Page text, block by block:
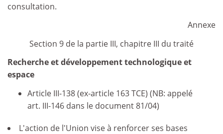
consultation.
Annexe
Section 9 de la partie III, chapitre III du traité
Recherche et développement technologique et
espace
Article III-138 (ex-article 163 TCE) (NB: appelé
art. III-146 dans le document 81/04)
L'action de l'Union vise à renforcer ses bases